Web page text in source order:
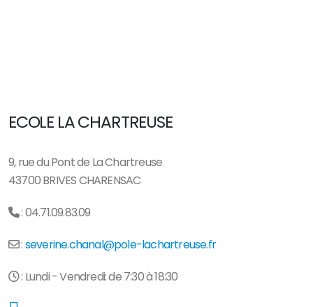
ECOLE LA CHARTREUSE
9, rue du Pont de La Chartreuse
43700 BRIVES CHARENSAC
: 04.71.09.83.09
:severine.chanal@pole-lachartreuse.fr
: Lundi - Vendredi: de 7:30 à 18:30